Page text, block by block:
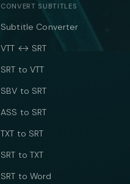
CONVERT SUBTITLES
Subtitle Converter
VTT ↔ SRT
SRT to VTT
SBV to SRT
ASS to SRT
TXT to SRT
SRT to TXT
SRT to Word